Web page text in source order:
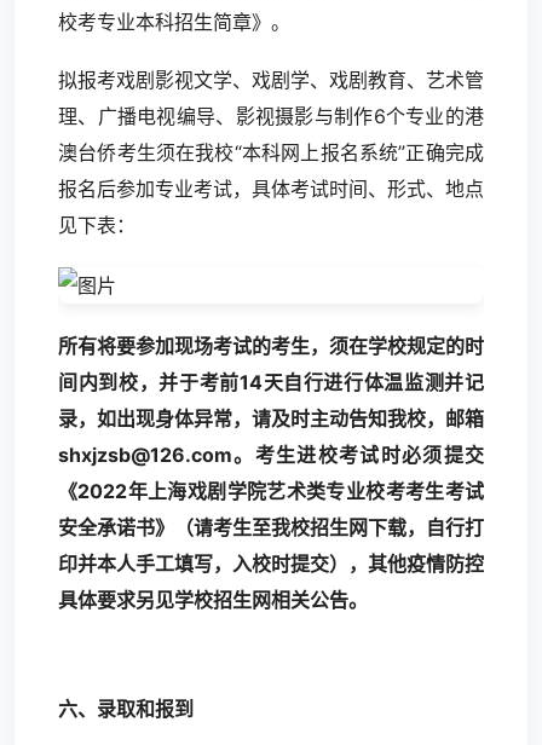
校考专业本科招生简章》。
拟报考戏剧影视文学、戏剧学、戏剧教育、艺术管
理、广播电视编导、影视摄影与制作6个专业的港
澳台侨考生须在我校“本科网上报名系统”正确完成
报名后参加专业考试，具体考试时间、形式、地点
见下表：
所有将要参加现场考试的考生， 须在学校规定的时
间内到校，并于考前14天自行进行体温监测并记
录， 如出现身体异常， 请及时主动告知我校， 邮箱
shxjzsb@126.com。考生进校考试时必须提交
《2022年上海戏剧学院艺术类专业校考考生考试
安全承诺书》（请考生至我校招生网下载，自行打
印并本人手工填写，入校时提交），其他疫情防控
具体要求另见学校招生网相关公告。
六、录取和报到